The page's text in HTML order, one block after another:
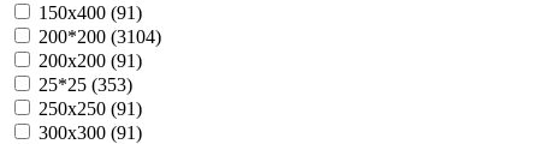
150х400 (91)
200*200 (3104)
200х200 (91)
25*25 (353)
250х250 (91)
300х300 (91)